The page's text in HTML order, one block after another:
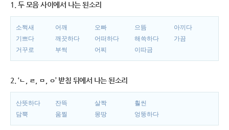
1. 두 모음 사이에서 나는 된소리
소쩍새 어깨 오빠 으뜸
아끼다
기쁘다
깨끗하다 어떠하다 해쓱하다
가끔
거꾸로
부썩 어찌 이따금
2. ‘ㄴ, ㄹ, ㅁ, ㅇ’ 받침 뒤에서 나는 된소리
산뜻하다 잔뜩 살짝
훨씬
담뿍
움찔 몽땅 엉뚱하다